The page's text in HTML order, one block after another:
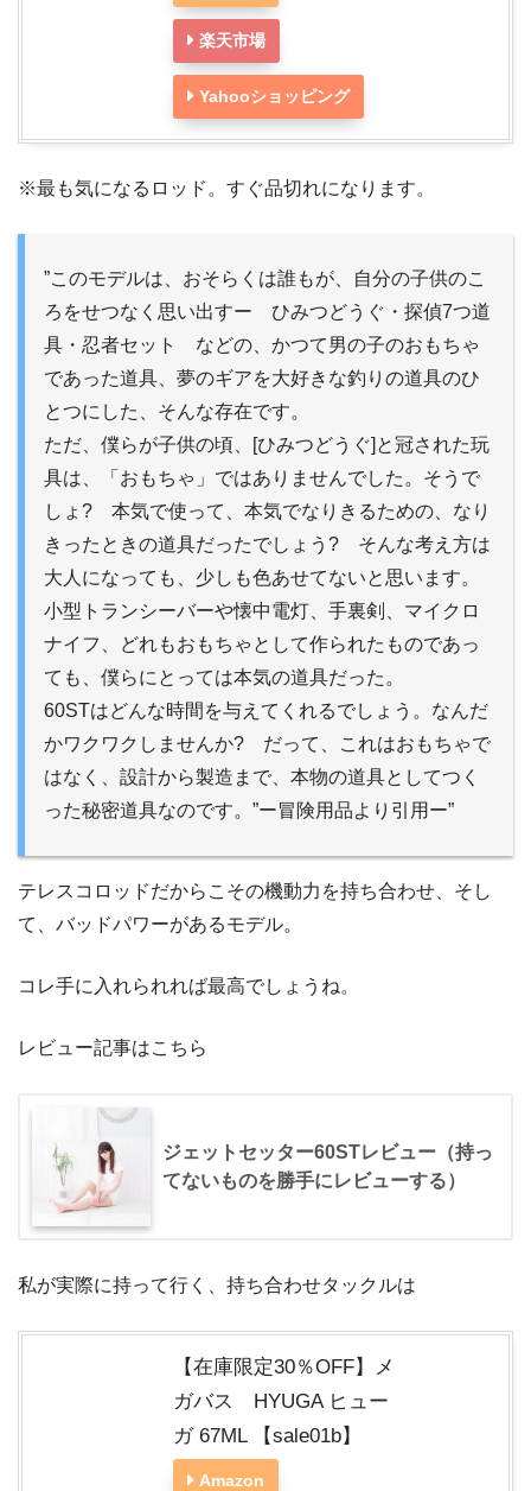
楽天市場
Yahooショッピング
※最も気になるロッド。すぐ品切れになります。
”このモデルは、おそらくは誰もが、自分の子供のこ
ろをせつなく思い出すー ひみつどうぐ・探偵7つ道
具・忍者セット などの、かつて男の子のおもちゃ
であった道具、夢のギアを大好きな釣りの道具のひ
とつにした、そんな存在です。
ただ、僕らが子供の頃、[ひみつどうぐ]と冠された玩
具は、「おもちゃ」ではありませんでした。そうで
しょ? 本気で使って、本気でなりきるための、なり
きったときの道具だったでしょう? そんな考え方は
大人になっても、少しも色あせてないと思います。
小型トランシーバーや懐中電灯、手裏剣、マイクロ
ナイフ、どれもおもちゃとして作られたものであっ
ても、僕らにとっては本気の道具だった。
60STはどんな時間を与えてくれるでしょう。なんだ
かワクワクしませんか? だって、これはおもちゃで
はなく、設計から製造まで、本物の道具としてつく
った秘密道具なのです。”ー冒険用品より引用ー”
テレスコロッドだからこその機動力を持ち合わせ、そし
て、バッドパワーがあるモデル。
コレ手に入れられれば最高でしょうね。
レビュー記事はこちら
ジェットセッター60STレビュー（持っ
てないものを勝手にレビューする）
私が実際に持って行く、持ち合わせタックルは
【在庫限定30％OFF】メ
ガバス HYUGA ヒュー
ガ 67ML 【sale01b】
Amazon